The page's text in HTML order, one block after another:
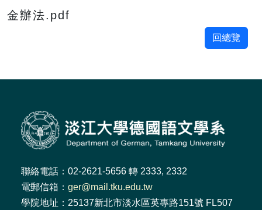
金辦法.pdf
回總覽
聯絡電話：02-2621-5656 轉 2333, 2332
電郵信箱： ger@mail.tku.edu.tw
學院地址：25137新北市淡水區英專路151號 FL507